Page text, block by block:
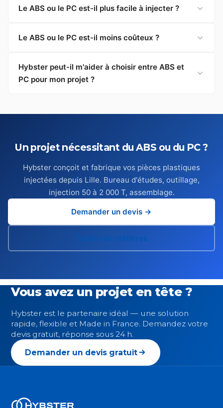
Le ABS ou le PC est-il plus facile à injecter ?
Le ABS ou le PC est-il moins coûteux ?
Hybster peut-il m'aider à choisir entre ABS et
PC pour mon projet ?
Un projet nécessitant du ABS ou du PC ?
Hybster conçoit et fabrique vos pièces plastiques
injectées depuis Lille. Bureau d'études, outillage,
injection 50 à 2 000 T, assemblage.
Demander un devis →
Toutes les matières
Vous avez un projet en tête ?
Hybster est le partenaire idéal — une solution
rapide, flexible et Made in France. Demandez votre
devis gratuit, réponse sous 24 h.
Demander un devis gratuit